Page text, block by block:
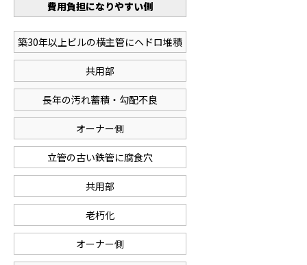
費用負担になりやすい側
築30年以上ビルの横主管にヘドロ堆積
共用部
長年の汚れ蓄積・勾配不良
オーナー側
立管の古い鉄管に腐食穴
共用部
老朽化
オーナー側